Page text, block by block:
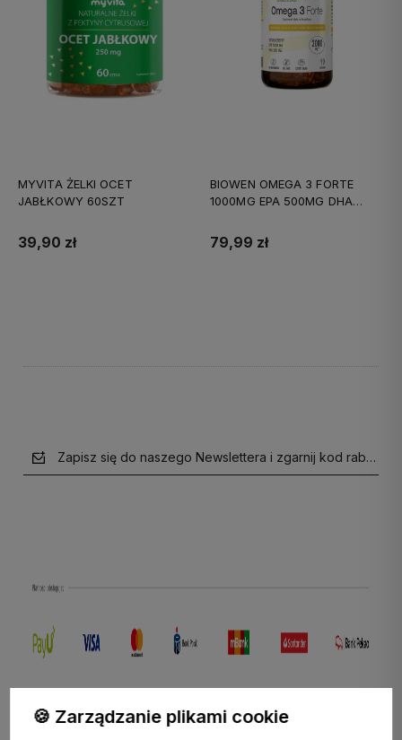
MYVITA ŻELKI OCET
JABŁKOWY 60SZT
39,90 zł
BIOWEN OMEGA 3 FORTE
1000MG EPA 500MG DHA
79,99 zł
Zapisz się do naszego Newslettera i zgarnij kod
🍪 Zarządzanie plikami cookie